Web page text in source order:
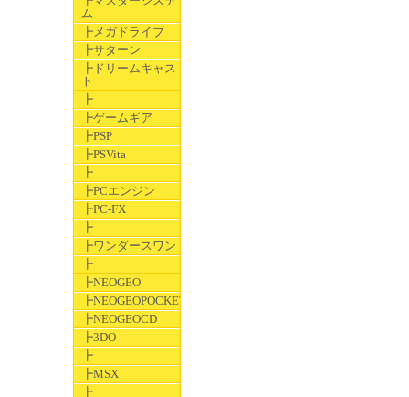
ム
┣メガドライブ
┣サターン
┣ドリームキャス
ト
┣
┣ゲームギア
┣PSP
┣PSVita
┣
┣PCエンジン
┣PC-FX
┣
┣ワンダースワン
┣
┣NEOGEO
┣NEOGEOPOCKET
┣NEOGEOCD
┣3DO
┣
┣MSX
┣